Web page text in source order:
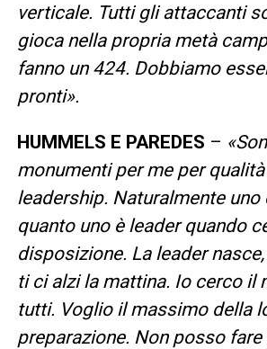
verticale. Tutti gli attaccanti
gioca nella propria metà
fanno un 424. Dobbiamo
pronti».
HUMMELS E PAREDES –
monumenti per me per
leadership. Naturalmente uno
quanto uno è leader quando
disposizione. La leader
ti ci alzi la mattina. Io cerco il
tutti. Voglio il massimo della
preparazione. Non posso